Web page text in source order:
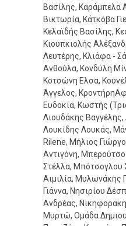
Βασίλης, Καράμπελα
Βικτωρία, Κάτκόβα
Κελαϊδής Βασίλης,
Κιουπκιολής
Λευτέρης, Κλιάφα -
Ανθούλα, Κονδύλη
Κοτσώνη Ελσα,
Άγγελος,
Ευδοκία, Κωστής
Λιουδάκης
Λουκίδης Λουκάς,
Rilene, Μήλιος
Αντιγόνη,
Στέλλα, Μπότσογλου
Αιμιλία, Μυλωνάκης
Γιάννα, Νησιρίου
Ανδρέας,
Μυρτώ, Ομάδα